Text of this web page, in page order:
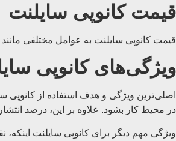
قیمت کانوپی سایلنت
قیمت کانوپی سایلنت به عوامل مختلفی مانند
ویژگی‌های کانوپی
اصلی‌ترین ویژگی و هدف استفاده از کانوپی
در محیط کار بشود. علاوه بر این، درصد انتشار
ویژگی مهم دیگر برای کانوپی سایلنت